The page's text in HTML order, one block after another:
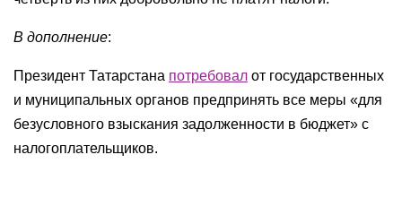
В дополнение:
Президент Татарстана потребовал от государственных
и муниципальных органов предпринять все меры «для
безусловного взыскания задолженности в бюджет» с
налогоплательщиков.